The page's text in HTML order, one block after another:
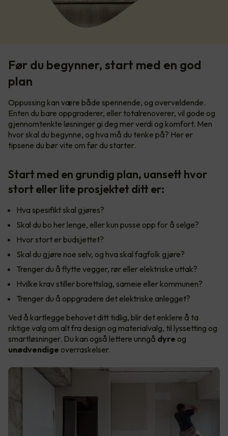
Før du begynner, start med en god
plan
Oppussing kan være både spennende, og overveldende.
Enten du bare oppgraderer, eller totalrenoverer, vil gode og
gjennomtenkte løsninger gi deg mer verdi og komfort. Men
hvor skal du begynne, og hva må du tenke på? Her er
tipsene du bør vite om før du starter.
Start med en grundig plan, uansett hvor
stort eller lite prosjektet ditt er:
Hva spesifikt skal gjøres?
Skal du bo her lenge, eller kun pusse opp for å selge?
Hvor stort er budsjettet?
Skal du gjøre noe selv, og hva skal fagfolk gjøre?
Trenger du å flytte vegger, rør eller elektriske uttak?
Hvilke krav stiller borettslag, sameie eller kommunen?
Trenger du å oppgradere det elektriske anlegget?
Ved å kartlegge behovet ditt tidlig, blir det enklere å ta
riktige valg om alt fra design og materialvalg, til lyssetting og
smartløsninger. Du kan også lettere unngå dyre og
unødvendige overraskelser.